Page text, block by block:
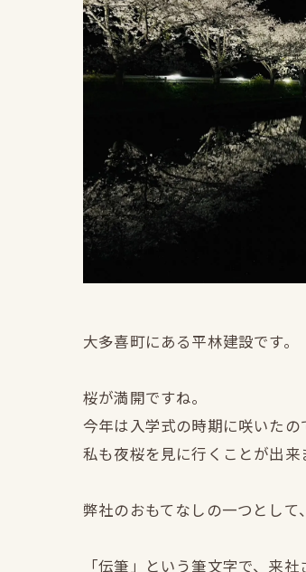
大多喜町にある平林建設です。
桜が満開ですね。
今年は入学式の時期に咲いたの
私も夜桜を見に行くことが出来
弊社のおもてなしの一つとして
「伝筆」という筆文字で、来